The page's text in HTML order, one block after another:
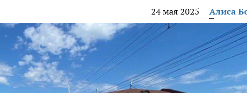
24 мая 2025 Алиса